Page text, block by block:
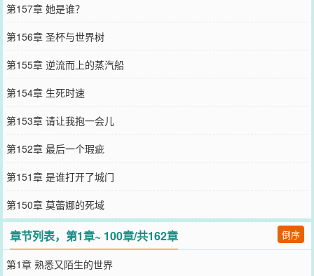
第157章 她是谁？
第156章 圣杯与世界树
第155章 逆流而上的蒸汽船
第154章 生死时速
第153章 请让我抱一会儿
第152章 最后一个瑕疵
第151章 是谁打开了城门
第150章 莫蕾娜的死域
章节列表，第1章~ 100章/共162章 倒序
第1章 熟悉又陌生的世界